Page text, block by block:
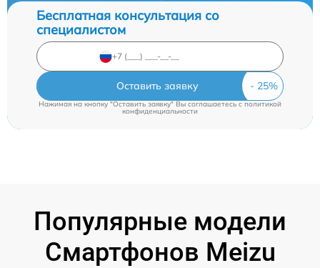
Бесплатная консультация со
специалистом
Оставить заявку
Нажимая на кнопку "Оставить заявку" Вы соглашаетесь cполитикой
конфиденциальности
Популярные модели
Смартфонов Meizu